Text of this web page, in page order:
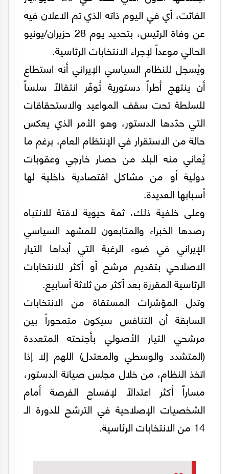
الفائت، أي في اليوم ذاته الذي تم الاعلان فيه
عن وفاة الرئيس، بتحديد يوم 28 حزيران/يونيو
الحالي موعداً لإجراء الانتخابات الرئاسية.
ويُسجل للنظام السياسي الإيراني أنه استطاع
أن ينتهج أطراً دستورية تُوفّر انتقالاً سلساً
للسلطة تحت سقف المواعيد والاستحقاقات
التي حدّدها الدستور، وهو الأمر الذي يعكس
حالة من الاستقرار في الإنتظام العام، برغم ما
يُعاني منه البلد من حصار خارجي وعقوبات
دولية أو من مشاكل اقتصادية داخلية لها
أسبابها العديدة.
وعلی خلفية ذلك، ثمة حيوية لافتة للانتباه
رصدها الخبراء والمتابعون للمشهد السياسي
الإيراني في ضوء الرغبة التي أبداها التيار
الاصلاحي بتقديم مرشح أو أكثر للانتخابات
الرئاسية المقررة بعد أكثر من ثلاثة أسابيع.
وتدل المؤشرات المستقاة من الانتخابات
السابقة أن التنافس سيكون متمحوراً بين
مرشحي التيار الأصولي بأجنحته المتعددة
(المتشدد والوسطي والمعتدل) اللهم إلا إذا
اتخذ النظام، من خلال مجلس صيانة الدستور،
مساراً أكثر اعتدالاً لإفساح الفرصة أمام
الشخصيات الإصلاحية في الترشح للدورة الـ
14 من الانتخابات الرئاسية.